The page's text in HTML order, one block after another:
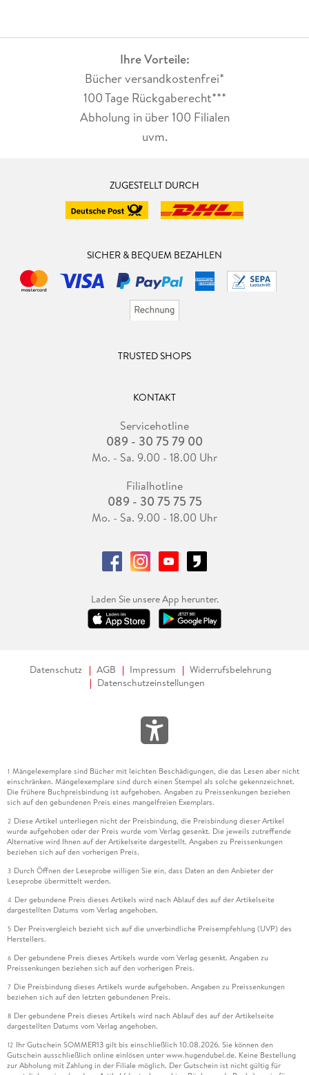
Ihre Vorteile:
Bücher versandkostenfrei*
100 Tage Rückgaberecht***
Abholung in über 100 Filialen
uvm.
ZUGESTELLT DURCH
SICHER & BEQUEM BEZAHLEN
TRUSTED SHOPS
KONTAKT
Servicehotline
089 - 30 75 79 00
Mo. - Sa. 9.00 - 18.00 Uhr
Filialhotline
089 - 30 75 75 75
Mo. - Sa. 9.00 - 18.00 Uhr
Laden Sie unsere App herunter.
Datenschutz AGB Impressum
Widerrufsbelehrung
Datenschutzeinstellungen
1 Mängelexemplare sind Bücher mit leichten Beschädigungen, die das Lesen aber nicht
einschränken. Mängelexemplare sind durch einen Stempel als solche gekennzeichnet.
Die frühere Buchpreisbindung ist aufgehoben. Angaben zu Preissenkungen beziehen
sich auf den gebundenen Preis eines mangelfreien Exemplars.
2 Diese Artikel unterliegen nicht der Preisbindung, die Preisbindung dieser Artikel
wurde aufgehoben oder der Preis wurde vom Verlag gesenkt. Die jeweils zutreffende
Alternative wird Ihnen auf der Artikelseite dargestellt. Angaben zu Preissenkungen
beziehen sich auf den vorherigen Preis.
3 Durch Öffnen der Leseprobe willigen Sie ein, dass Daten an den Anbieter der
Leseprobe übermittelt werden.
4 Der gebundene Preis dieses Artikels wird nach Ablauf des auf der Artikelseite
dargestellten Datums vom Verlag angehoben.
5 Der Preisvergleich bezieht sich auf die unverbindliche Preisempfehlung (UVP) des
Herstellers.
6 Der gebundene Preis dieses Artikels wurde vom Verlag gesenkt. Angaben zu
Preissenkungen beziehen sich auf den vorherigen Preis.
7 Die Preisbindung dieses Artikels wurde aufgehoben. Angaben zu Preissenkungen
beziehen sich auf den letzten gebundenen Preis.
8 Der gebundene Preis dieses Artikels wird nach Ablauf des auf der Artikelseite
dargestellten Datums vom Verlag angehoben.
12 Ihr Gutschein SOMMER13 gilt bis einschließlich 10.08.2026. Sie können den
Gutschein ausschließlich online einlösen unter www.hugendubel.de. Keine Bestellung
zur Abholung mit Zahlung in der Filiale möglich. Der Gutschein ist nicht gültig für